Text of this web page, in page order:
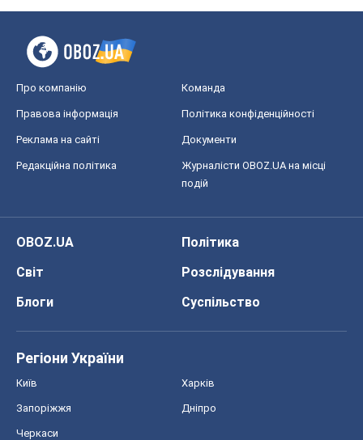
Про компанію Команда
Правова інформація Політика конфіденційності
Реклама на сайті Документи
Редакційна політика
Журналісти OBOZ.UA на місці
подій
OBOZ.UA
Політика
Світ
Розслідування
Блоги
Суспільство
Регіони України
Київ Харків
Запоріжжя Дніпро
Черкаси